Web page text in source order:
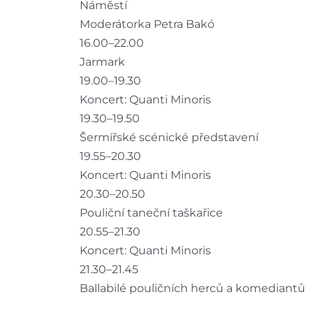
Náměstí
Moderátorka Petra Bakó
16.00–22.00
Jarmark
19.00–19.30
Koncert: Quanti Minoris
19.30–19.50
Šermířské scénické představení
19.55–20.30
Koncert: Quanti Minoris
20.30–20.50
Pouliční taneční taškařice
20.55–21.30
Koncert: Quanti Minoris
21.30–21.45
Ballabilé pouličních herců a komediantů